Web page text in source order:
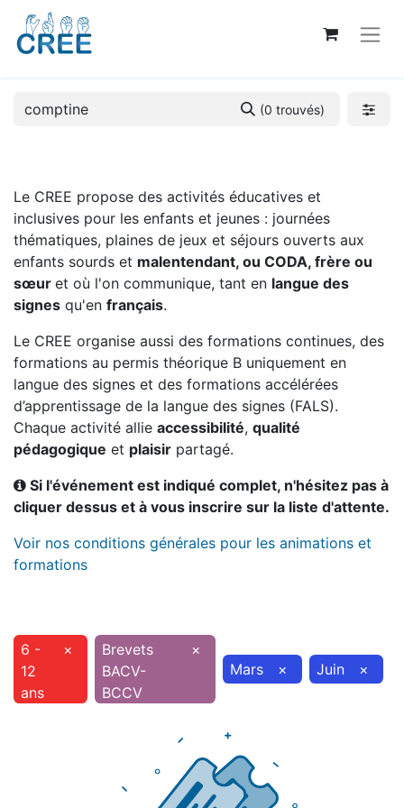
(0 trouvés)
Le CREE propose des activités éducatives et
inclusives pour les enfants et jeunes : journées
thématiques, plaines de jeux et séjours ouverts aux
enfants sourds et malentendant, ou CODA, frère ou
sœur et où l'on communique, tant en langue des
signes qu'en français.
Le CREE organise aussi des formations continues, des
formations au permis théorique B uniquement en
langue des signes et des formations accélérées
d’apprentissage de la langue des signes (FALS).
Chaque activité allie accessibilité, qualité
pédagogique et plaisir partagé.
Si l'événement est indiqué complet, n'hésitez pas à
cliquer dessus et à vous inscrire sur la liste d'attente.
Voir nos conditions générales pour les animations et
formations
6 -
12
ans
×
Brevets
BACV-
BCCV
×
Mars
× Juin ×